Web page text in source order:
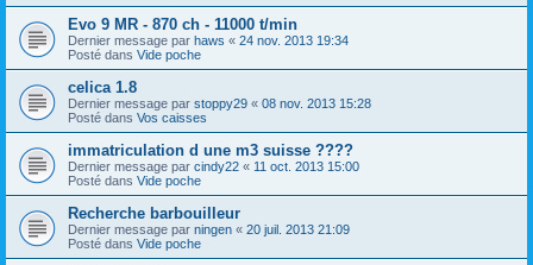
Evo 9 MR - 870 ch - 11000 t/min
Dernier message par haws « 24 nov. 2013 19:34
Posté dans Vide poche
celica 1.8
Dernier message par stoppy29 « 08 nov. 2013 15:28
Posté dans Vos caisses
immatriculation d une m3 suisse ????
Dernier message par cindy22 « 11 oct. 2013 15:00
Posté dans Vide poche
Recherche barbouilleur
Dernier message par ningen « 20 juil. 2013 21:09
Posté dans Vide poche